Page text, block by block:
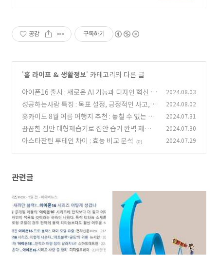
공감 구독하기
'홈 라이프 & 생활정보' 카테고리의 다른 글
아이폰16 출시 : 새로운 AI 기능과 디자인 혁신 관
련 소문 요약 정리
(0)
2024.08.03
성공하는사람 특징 : 목표 설정, 긍정적인 사고,
시간 관리
(0)
2024.08.02
홋카이도 8월 여름 여행지 추천 : 놓칠 수 없는 여
름 여행 코스
(0)
2024.07.31
꿉꿉한 집안 대형제습기로 집안 습기 완벽 제거하
기 (0)
2024.07.30
아스타잔틴 루테인 차이 : 효능 비교 분석 (0) 2024.07.29
관련글